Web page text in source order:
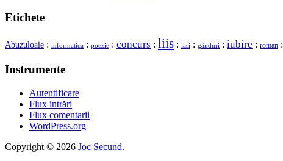
Etichete
Abuzuloaie : informatica : poezie : concurs : liis : iasi : gânduri : iubire : roman :
Instrumente
Autentificare
Flux intrări
Flux comentarii
WordPress.org
Copyright © 2026 Joc Secund.